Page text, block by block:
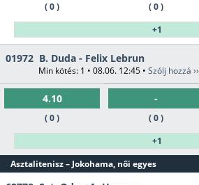
( 0 ) ( 0 )
+1
01972 B. Duda - Felix Lebrun
Min kötés: 1 • 08.06. 12:45 • Szólj hozzá ››
4.10
( 0 )
-
( 0 )
+1
Asztalitenisz – Jokohama, női egyes